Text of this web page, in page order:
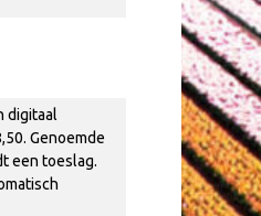
digitaal
Genoemde
een toeslag.